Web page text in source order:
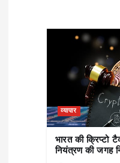
व्यापार
भारत की क्रिप्टो
नियंत्रण की जगह